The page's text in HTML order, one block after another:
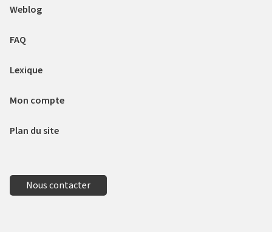
Weblog
FAQ
Lexique
Mon compte
Plan du site
Nous contacter